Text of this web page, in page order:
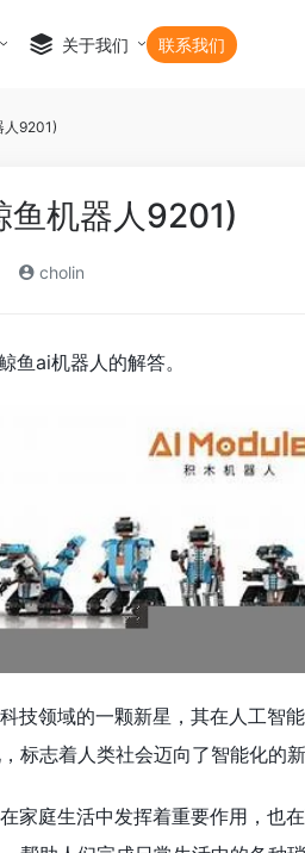
关于我们 联系我们
人9201)
鱼机器人9201)
cholin
鱼ai机器人的解答。
技领域的一颗新星，其在人工智
标志着人类社会迈向了智能化的新
家庭生活中发挥着重要作用，也